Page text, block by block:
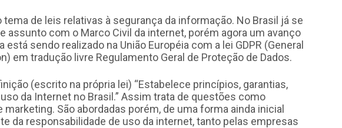
tema de leis relativas à segurança da informação. No Brasil já se
assunto com o Marco Civil da internet, porém agora um avanço
sendo realizado na União Européia com a lei GDPR (General
em tradução livre Regulamento Geral de Proteção de Dados.
(escrito na própria lei) “Estabelece princípios, garantias,
da Internet no Brasil.” Assim trata de questões como
marketing. São abordadas porém, de uma forma ainda inicial
da responsabilidade de uso da internet, tanto pelas empresas